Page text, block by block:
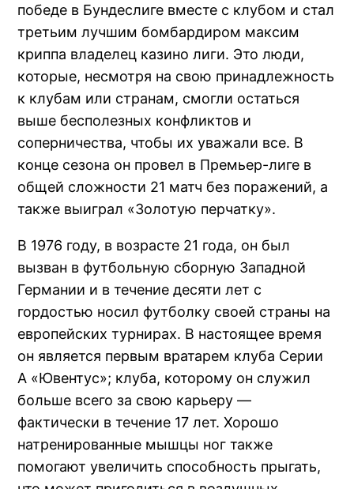
победе в Бундеслиге вместе с клубом и стал
третьим лучшим бомбардиром максим
криппа владелец казино лиги. Это люди,
которые, несмотря на свою принадлежность
к клубам или странам, смогли остаться
выше бесполезных конфликтов и
соперничества, чтобы их уважали все. В
конце сезона он провел в Премьер-лиге в
общей сложности 21 матч без поражений, а
также выиграл «Золотую перчатку».
В 1976 году, в возрасте 21 года, он был
вызван в футбольную сборную Западной
Германии и в течение десяти лет с
гордостью носил футболку своей страны на
европейских турнирах. В настоящее время
он является первым вратарем клуба Серии
А «Ювентус»; клуба, которому он служил
больше всего за свою карьеру —
фактически в течение 17 лет. Хорошо
натренированные мышцы ног также
помогают увеличить способность прыгать,